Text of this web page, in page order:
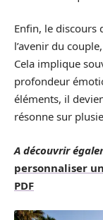
Enfin, le
l’avenir du
Cela implique
profondeur
éléments, il
résonne sur
A découvrir
personnaliser
PDF